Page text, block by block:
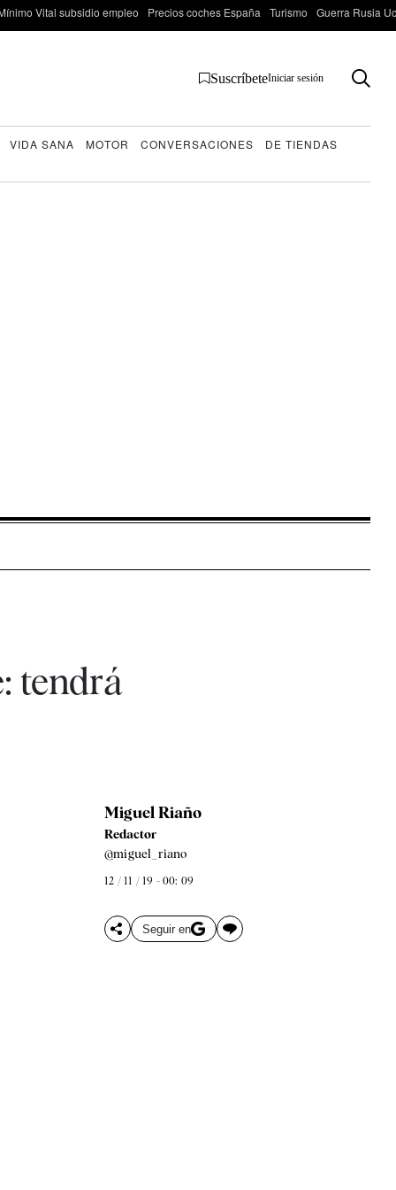
Vital subsidio empleo Precios coches España Turismo Guerra Rusia
SuscríbeteIniciar sesión
VIDA SANA MOTOR CONVERSACIONES
DE TIENDAS
tendrá
Miguel Riaño
Redactor
@miguel_riano
12 / 11 / 19 - 00: 09
Seguir en